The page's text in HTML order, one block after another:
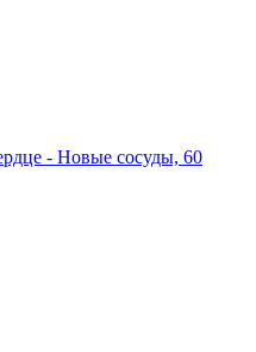
- Новые сосуды, 60